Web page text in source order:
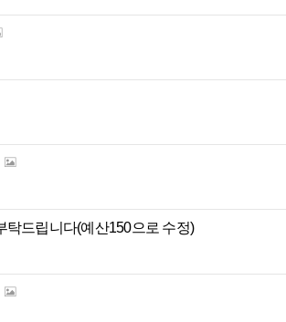
탁드립니다(예산150으로 수정)